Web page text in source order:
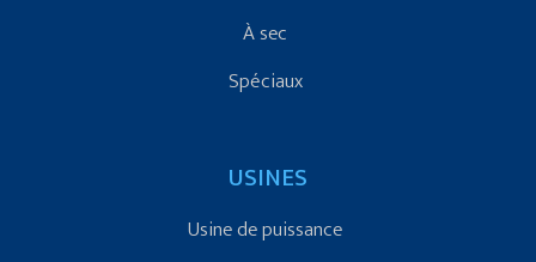
À sec
Spéciaux
USINES
Usine de puissance